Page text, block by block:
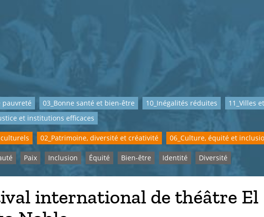
pauvreté 03_Bonne santé et bien-être 10_Inégalités réduites
11_Villes
et institutions efficaces
02_Patrimoine, diversité et créativité 06_Culture, équité et
Paix Inclusion Équité Bien-être Identité Diversité
international de théâtre El